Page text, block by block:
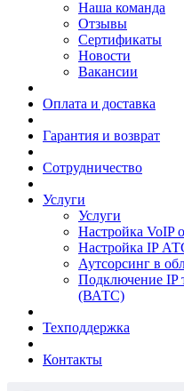
Наша команда
Отзывы
Сертификаты
Новости
Вакансии
Оплата и доставка
Гарантия и возврат
Сотрудничество
Услуги
Услуги
Настройка VoIP
Настройка IP
Аутсорсинг в
Подключение IP
(ВАТС)
Техподдержка
Контакты